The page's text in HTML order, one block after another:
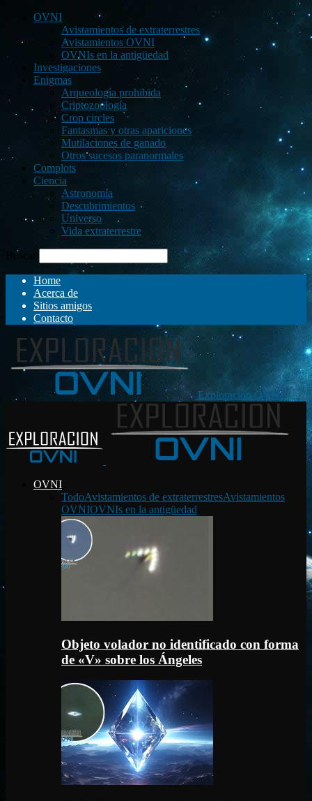
OVNI
Avistamientos de extraterrestres
Avistamientos OVNI
OVNIs en la antigüedad
Investigaciones
Enigmas
Arqueología prohibida
Criptozoología
Crop circles
Fantasmas y otras apariciones
Mutilaciones de ganado
Otros sucesos paranormales
Complots
Ciencia
Astronomía
Descubrimientos
Universo
Vida extraterrestre
Buscar
Home
Acerca de
Sitios amigos
Contacto
Exploración OVNI
OVNI
TodoAvistamientos de extraterrestresAvistamientos
OVNIOVNIs en la antigüedad
Objeto volador no identificado con forma
de «V» sobre los Ángeles